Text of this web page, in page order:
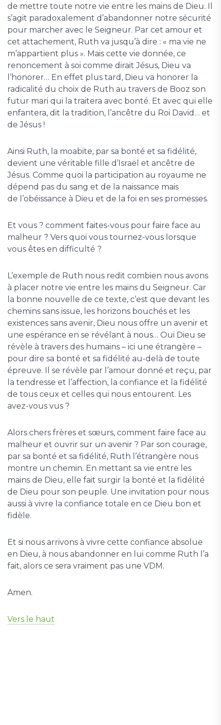
de mettre toute notre vie entre les mains de Dieu. Il
s’agit paradoxalement d’abandonner notre sécurité
pour marcher avec le Seigneur. Par cet amour et
cet attachement, Ruth va jusqu’à dire : « ma vie ne
m’appartient plus ». Mais cette vie donnée, ce
renoncement à soi comme dirait Jésus, Dieu va
l’honorer… En effet plus tard, Dieu va honorer la
radicalité du choix de Ruth au travers de Booz son
futur mari qui la traitera avec bonté. Et avec qui elle
enfantera, dit la tradition, l’ancêtre du Roi David… et
de Jésus !
Ainsi Ruth, la moabite, par sa bonté et sa fidélité,
devient une véritable fille d’Israël et ancêtre de
Jésus. Comme quoi la participation au royaume ne
dépend pas du sang et de la naissance mais
de l’obéissance à Dieu et de la foi en ses promesses.
Et vous ? comment faites-vous pour faire face au
malheur ? Vers quoi vous tournez-vous lorsque
vous êtes en difficulté ?
L’exemple de Ruth nous redit combien nous avons
à placer notre vie entre les mains du Seigneur. Car
la bonne nouvelle de ce texte, c’est que devant les
chemins sans issue, les horizons bouchés et les
existences sans avenir, Dieu nous offre un avenir et
une espérance en se révélant à nous… Oui Dieu se
révèle à travers des humains – ici une étrangère –
pour dire sa bonté et sa fidélité au-delà de toute
épreuve. Il se révèle par l’amour donné et reçu, par
la tendresse et l’affection, la confiance et la fidélité
de tous ceux et celles qui nous entourent. Les
avez-vous vus ?
Alors chers frères et sœurs, comment faire face au
malheur et ouvrir sur un avenir ? Par son courage,
par sa bonté et sa fidélité, Ruth l’étrangère nous
montre un chemin. En mettant sa vie entre les
mains de Dieu, elle fait surgir la bonté et la fidélité
de Dieu pour son peuple. Une invitation pour nous
aussi à vivre la confiance totale en ce Dieu bon et
fidèle.
Et si nous arrivons à vivre cette confiance absolue
en Dieu, à nous abandonner en lui comme Ruth l’a
fait, alors ce sera vraiment pas une VDM.
Amen.
Vers le haut